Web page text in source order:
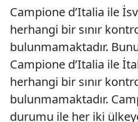
Campione d’Italia ile
herhangi bir sınır
bulunmamaktadır.
Campione d’Italia ile
herhangi bir sınır
bulunmamaktadır.
durumu ile her iki